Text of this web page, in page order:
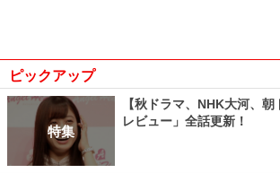
ピックアップ
特集
【秋ドラマ、NHK大河、
レビュー」全話更新！